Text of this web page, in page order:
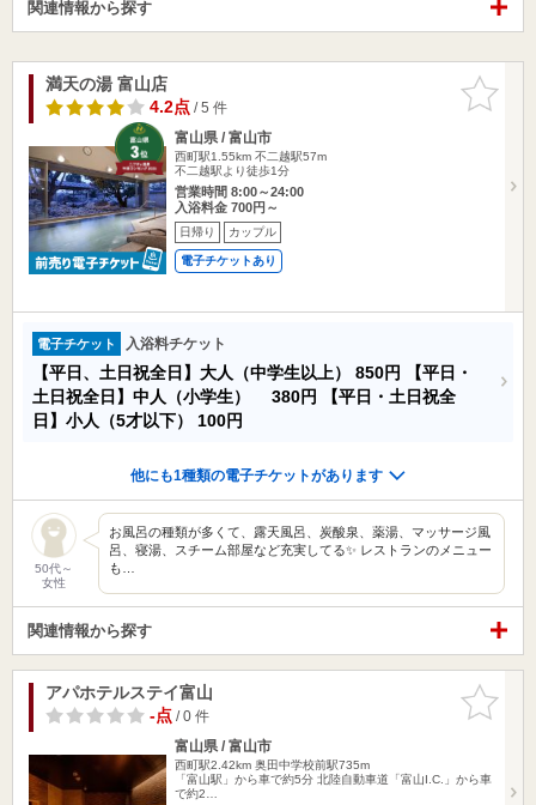
関連情報から探す
お気に入
りに追加
満天の湯 富山店
4.2点/ 5 件
富山県 / 富山市
西町駅1.55km 不二越駅57m
不二越駅より徒歩1分
営業時間 8:00～24:00
入浴料金 700円～
日帰り カップル
電子チケットあり
電子チケット 入浴料チケット
【平日、土日祝全日】大人（中学生以上） 850円
【平日・
土日祝全日】中人（小学生） 380円
【平日・土日祝全
日】小人（5才以下） 100円
他にも1種類の電子チケットがあります
50代～
女性
お風呂の種類が多くて、露天風呂、炭酸泉、薬湯、マッサージ風
呂、寝湯、スチーム部屋など充実してる✨ レストランのメニュー
も…
関連情報から探す
お気に入
りに追加
アパホテルステイ富山
-点/ 0 件
富山県 / 富山市
西町駅2.42km 奥田中学校前駅735m
「富山駅」から車で約5分 北陸自動車道「富山I.C.」から車
で約2…